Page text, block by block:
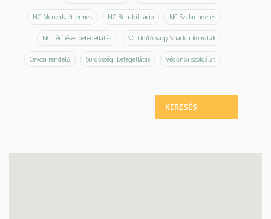
NC Menzák, éttermek NC Rehabilitáció NC Szakrendelés
NC Térítéses betegellátás NC Üdítő vagy Snack automaták
Orvosi rendelő Sürgősségi Betegellátás Védőnői szolgálat